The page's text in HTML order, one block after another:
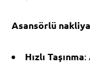
Asansörlü
Hızlı Taşınma: